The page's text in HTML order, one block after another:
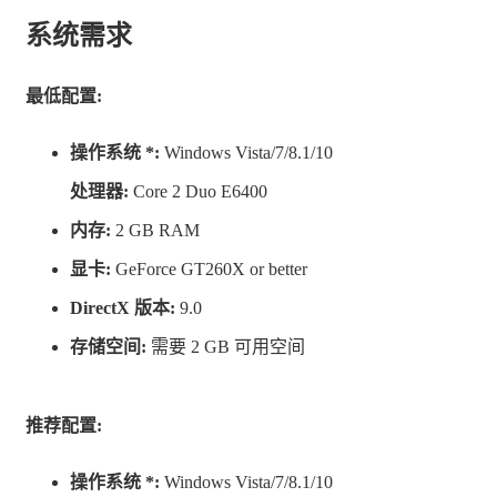
您还可以建造并改善YAMATO空间站，这是您的作战基
地，为您的飞船带来新的能力，随着游戏的进程和新设施
的建造，您将获得新的机制。
系统需求
最低配置:
操作系统 *: Windows Vista/7/8.1/10
处理器: Core 2 Duo E6400
内存: 2 GB RAM
显卡: GeForce GT260X or better
DirectX 版本: 9.0
存储空间: 需要 2 GB 可用空间
推荐配置:
操作系统 *: Windows Vista/7/8.1/10